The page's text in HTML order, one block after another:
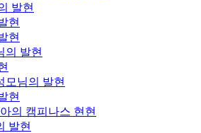
발현
현
현
의 발현
모님의 발현
현
의 캠피나스 현현
발현